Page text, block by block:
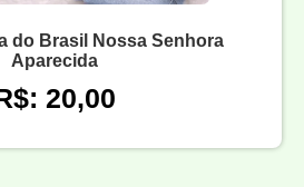
do Brasil Nossa Senhora
Aparecida
20,00